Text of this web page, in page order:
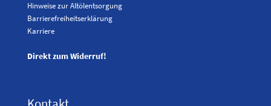
Hinweise zur Altölentsorgung
Barrierefreiheitserklärung
Karriere
Direkt zum Widerruf!